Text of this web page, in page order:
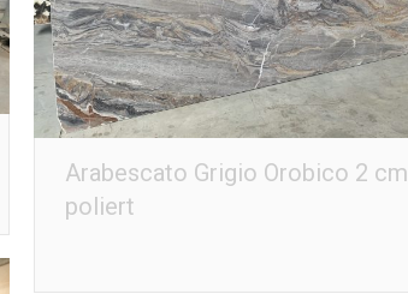
Arabescato Grigio Orobico 2 cm
poliert